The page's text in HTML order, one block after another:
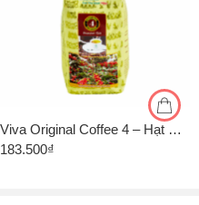
Viva Original Coffee 4 – Hạt Culi Premium – Rang Vừa – Gói 500g
183.500₫
500gr